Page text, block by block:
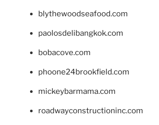
blythewoodseafood.com
paolosdelibangkok.com
bobacove.com
phoone24brookfield.com
mickeybarmama.com
roadwayconstructioninc.com